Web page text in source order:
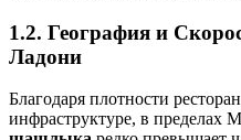
1.2. География и
Ладони
Благодаря плотности
инфраструктуре, в пределах